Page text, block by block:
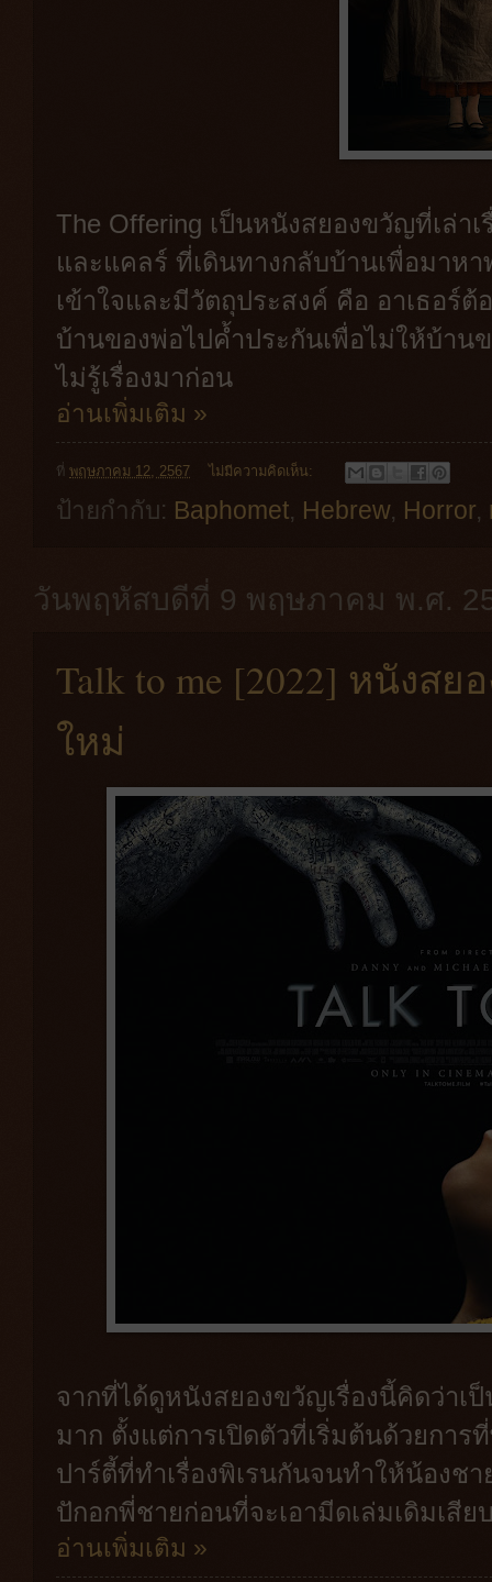
The Offering เป็นหนังสยองขวัญที่เล่า
และแคลร์ ที่เดินทางกลับบ้านเพื่อมาห
เข้าใจและมีวัตถุประสงค์ คือ อาเธอร์
บ้านของพ่อไปค้ำประกันเพื่อไม่ให้บ้าน
ไม่รู้เรื่องมาก่อน
อ่านเพิ่มเติม »
ที่ พฤษภาคม 12, 2567 ไม่มีความคิดเห็น:
ป้ายกำกับ: Baphomet, Hebrew, Horror,
วันพฤหัสบดีที่ 9 พฤษภาคม พ.ศ.
Talk to me [2022] หนังส
ใหม่
จากที่ได้ดูหนังสยองขวัญเรื่องนี้คิดว่า
มาก ตั้งแต่การเปิดตัวที่เริ่มต้นด้วยกา
ปาร์ตี้ที่ทำเรื่องพิเรนกันจนทำให้น้องช
ปักอกพี่ชายก่อนที่จะเอามีดเล่มเดิมเสีย
อ่านเพิ่มเติม »